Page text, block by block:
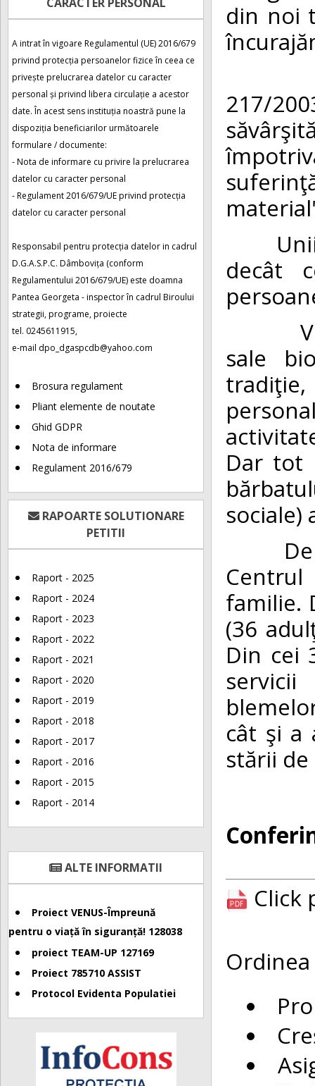
A intrat în vigoare Regulamentul (UE) 2016/679
privind protecția persoanelor fizice în ceea ce
privește prelucrarea datelor cu caracter
personal și privind libera circulație a acestor
date. În acest sens instituția noastră pune la
dispoziția beneficiarilor următoarele
formulare / documente:
- Nota de informare cu privire la prelucrarea
datelor cu caracter personal
- Regulament 2016/679/UE privind protecția
datelor cu caracter personal
Responsabil pentru protecția datelor in cadrul
D.G.A.S.P.C. Dâmbovița (conform
Regulamentului 2016/679/UE) este doamna
Pantea Georgeta - inspector în cadrul Biroului
strategii, programe, proiecte
tel. 0245611915,
e-mail dpo_dgaspcdb@yahoo.com
Brosura regulament
Pliant elemente de noutate
Ghid GDPR
Nota de informare
Regulament 2016/679
RAPOARTE SOLUTIONARE
PETITII
Raport - 2025
Raport - 2024
Raport - 2023
Raport - 2022
Raport - 2021
Raport - 2020
Raport - 2019
Raport - 2018
Raport - 2017
Raport - 2016
Raport - 2015
Raport - 2014
ALTE INFORMATII
Proiect VENUS-Împreună
pentru o viață în siguranță! 128038
proiect TEAM-UP 127169
Proiect 785710 ASSIST
Protocol Evidenta Populatiei
din noi
217/
Unii
decât
sale
tradiţie,
Dar tot
sociale)
De la
familie.
(36
Din cei
cât şi a
stării
Click
Ordinea